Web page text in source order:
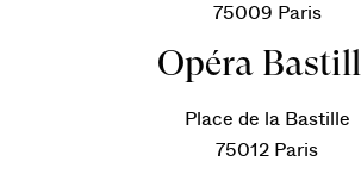
75009 Paris
Opéra
Place de la Bastille
75012 Paris